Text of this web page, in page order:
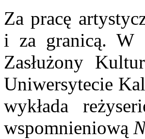
Za pracę
i za granicą. W
Zasłużony
Uniwersytecie
wykłada
wspomnieniową